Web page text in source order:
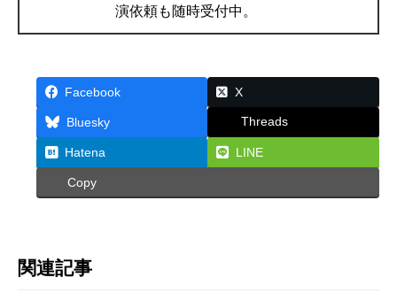
演依頼も随時受付中。
Facebook X
Bluesky Threads
Hatena LINE
Copy
関連記事